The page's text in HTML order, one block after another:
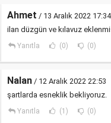
Ahmet / 13 Aralık 2022 17:34
ilan düzgün ve kılavuz
Yanıtla (0) (0)
Nalan / 12 Aralık 2022 22:53
şartlarda esneklik bekliyoruz.
Yanıtla (1) (0)